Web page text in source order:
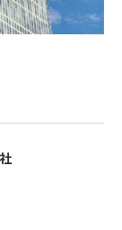
第三者による当該提
情報保護委員会規則
8.1項各号のいずれ
て、個人情報の安全